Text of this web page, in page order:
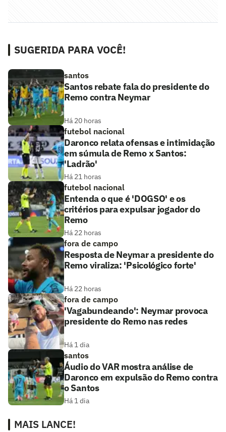
SUGERIDA PARA VOCÊ!
santos
Santos rebate fala do presidente do
Remo contra Neymar
Há 20 horas
futebol nacional
Daronco relata ofensas e intimidação
em súmula de Remo x Santos:
'Ladrão'
Há 21 horas
futebol nacional
Entenda o que é 'DOGSO' e os
critérios para expulsar jogador do
Remo
Há 22 horas
fora de campo
Resposta de Neymar a presidente do
Remo viraliza: 'Psicológico forte'
Há 22 horas
fora de campo
'Vagabundeando': Neymar provoca
presidente do Remo nas redes
Há 1 dia
santos
Áudio do VAR mostra análise de
Daronco em expulsão do Remo contra
o Santos
Há 1 dia
MAIS LANCE!